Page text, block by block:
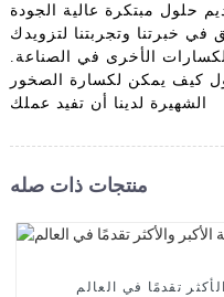
حلول مبتكرة عالية الجودة
في خبرتنا وتجربتنا لتزويدك
الأخرى في الصناعة.
كيف يمكن لكسارة الصخور
الشهيرة لدينا أن تفيد عملك
منتجات ذات صله
تقدمًا في العالم